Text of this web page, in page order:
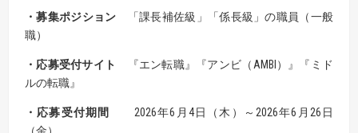
・募集ポジション
「課長補佐級」「係長級」の職員（一般
職）
・応募受付サイト
『エン転職』『アンビ（AMBI）』『ミド
ルの転職』
・応募受付期間
2026年6月4日（木）～2026年6月26日
（金）